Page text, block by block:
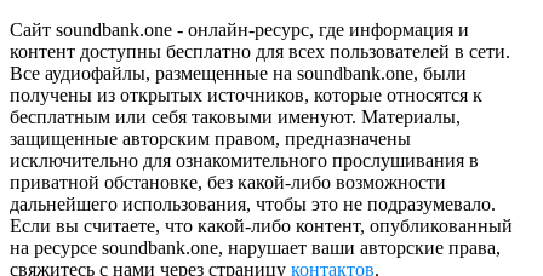
Сайт soundbank.one - онлайн-ресурс, где информация и
контент доступны бесплатно для всех пользователей в сети.
Все аудиофайлы, размещенные на soundbank.one, были
получены из открытых источников, которые относятся к
бесплатным или себя таковыми именуют. Материалы,
защищенные авторским правом, предназначены
исключительно для ознакомительного прослушивания в
приватной обстановке, без какой-либо возможности
дальнейшего использования, чтобы это не подразумевало.
Если вы считаете, что какой-либо контент, опубликованный
на ресурсе soundbank.one, нарушает ваши авторские права,
свяжитесь с нами через страницу контактов.